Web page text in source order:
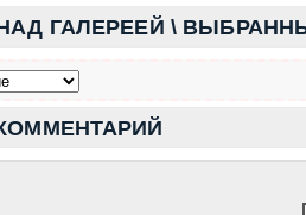
ГАЛЕРЕЕЙ \